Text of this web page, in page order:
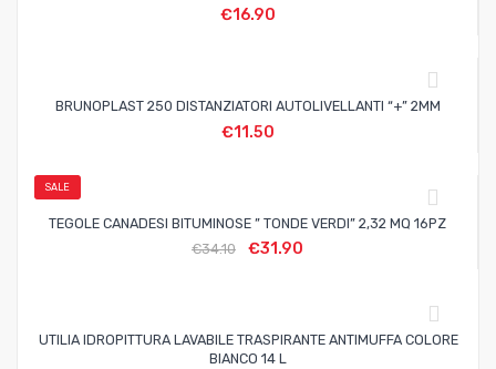
€16.90
BRUNOPLAST 250 DISTANZIATORI AUTOLIVELLANTI “+” 2MM
€11.50
SALE
TEGOLE CANADESI BITUMINOSE ” TONDE VERDI” 2,32 MQ 16PZ
€34.10 €31.90
UTILIA IDROPITTURA LAVABILE TRASPIRANTE ANTIMUFFA COLORE
BIANCO 14 L